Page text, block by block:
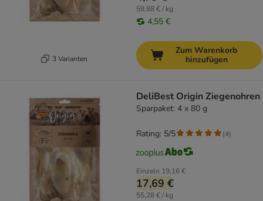
3 Varianten
59,88 € / kg
4,55 €
Zum Warenkorb
hinzufügen
DeliBest Origin Ziegenohren
Sparpaket: 4 x 80 g
Einzeln 19,16 €
17,69 €
55,28 € / kg
Rating: 5/5 (4)